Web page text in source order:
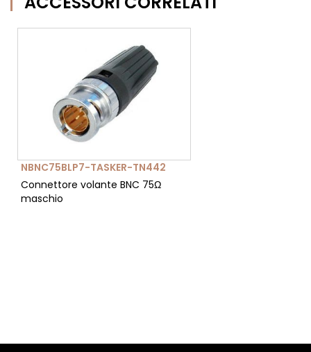
NBNC75BLP7-TASKER-TN442
Connettore volante BNC 75Ω
maschio